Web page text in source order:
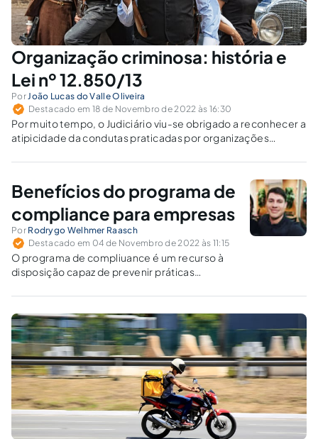
Organização criminosa: história e
Lei nº 12.850/13
Por João Lucas do Valle Oliveira
Destacado em 18 de Novembro de 2022 às 16:30
Por muito tempo, o Judiciário viu-se obrigado a reconhecer a
atipicidade da condutas praticadas por organizações
Benefícios do programa de
compliance para empresas
Por Rodrygo Welhmer Raasch
Destacado em 04 de Novembro de 2022 às 11:15
O programa de compliuance é um recurso à
disposição capaz de prevenir práticas
lavagem de dinheiro e a violações das normas
jurídicas.